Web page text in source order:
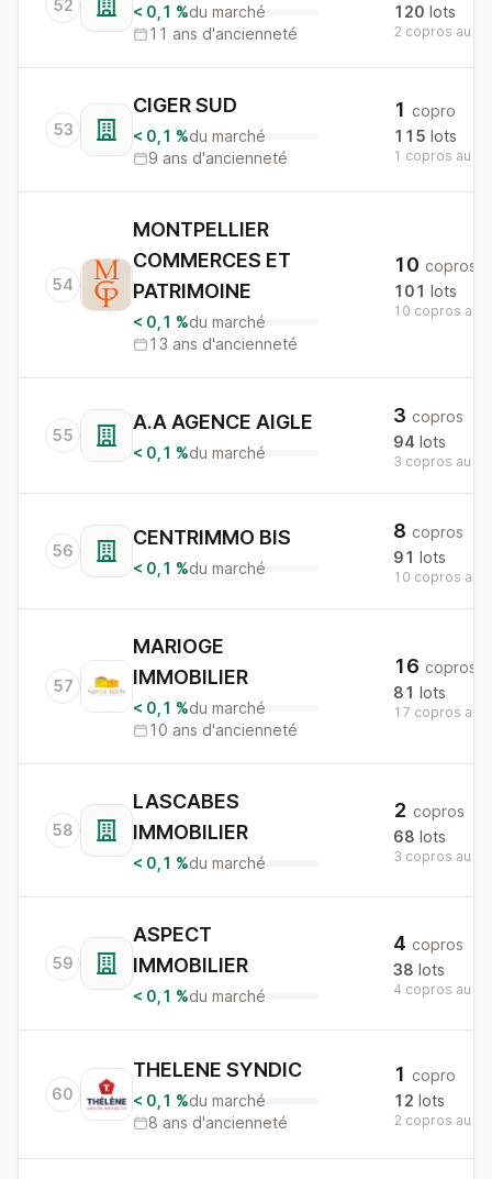
52 < 0,1 %du marché
11 ans d'ancienneté
120 lots
2 copros au
53
CIGER SUD
< 0,1 %du marché
9 ans d'ancienneté
1 copro
115 lots
1 copros au
54
MONTPELLIER
COMMERCES ET
PATRIMOINE
< 0,1 %du marché
13 ans d'ancienneté
10 copros
101 lots
10 copros au
55
A.A AGENCE AIGLE
< 0,1 %du marché
3 copros
94 lots
3 copros au
56
CENTRIMMO BIS
< 0,1 %du marché
8 copros
91 lots
10 copros au
57
MARIOGE
IMMOBILIER
< 0,1 %du marché
10 ans d'ancienneté
16 copros
81 lots
17 copros au
58
LASCABES
IMMOBILIER
< 0,1 %du marché
2 copros
68 lots
3 copros au
59
ASPECT
IMMOBILIER
< 0,1 %du marché
4 copros
38 lots
4 copros au
60
THELENE SYNDIC
< 0,1 %du marché
8 ans d'ancienneté
1 copro
12 lots
2 copros au